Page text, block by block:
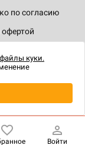
по согласию
Войти
файлы куки.